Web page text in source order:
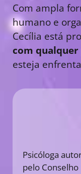
Com ampla
humano e
Cecília está
com
esteja
Psicóloga
pelo Conselho